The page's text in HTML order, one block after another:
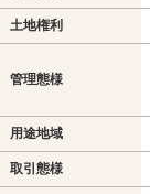
土地権利
管理態様
用途地域
取引態様